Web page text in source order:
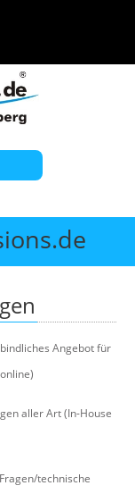
Angebot für
aller Art (In-House
technische